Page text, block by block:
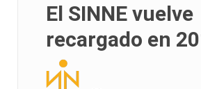
El SINNE vuelve
recargado en